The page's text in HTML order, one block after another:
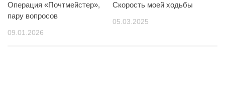
Операция «Почтмейстер»,
пару вопросов
09.01.2026
Скорость моей ходьбы
05.03.2025